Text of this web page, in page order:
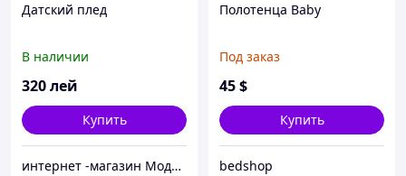
Датский плед
В наличии
320лей
Купить
интернет -магазин Модняшка
Полотенца Baby
Под заказ
45$
Купить
bedshop